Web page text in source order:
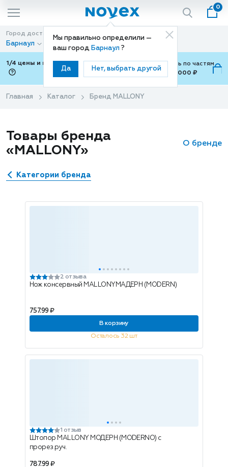
Мы правильно определили —
ваш город Барнаул ?
Да Нет, выбрать другой
0
Город доставки
Барнаул
Способ доставки
Доставка
1/4 цены и покупки ваши с Подели
Можно оплатить по частям
от 700 ₽ до 15,000 ₽
Главная Каталог Бренд MALLONY
Товары бренда
«MALLONY»
О бренде
Категории бренда
2 отзыва
Нож консервный MALLONYМАДЕРН (MODERN)
757.99 ₽
В корзину
Осталось 32 шт
1 отзыв
Штопор MALLONY МОДЕРН (MODERNO) с
прорез.руч.
787.99 ₽